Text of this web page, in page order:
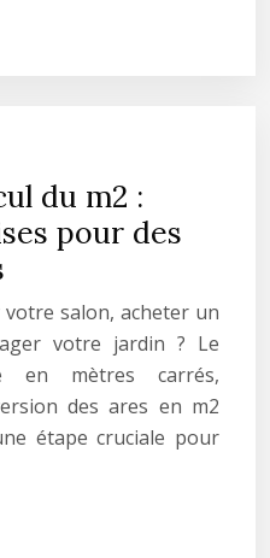
du m2 :
pour des
salon, acheter un
votre jardin ? Le
en mètres carrés,
des ares en m2
étape cruciale pour